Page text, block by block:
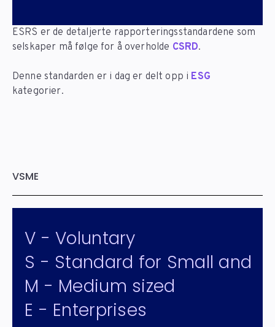
ESRS er de detaljerte rapporteringsstandardene som
selskaper må følge for å overholde CSRD.
Denne standarden er i dag er delt opp i ESG
kategorier.
VSME
V - Voluntary
S - Standard for Small and
M - Medium sized
E - Enterprises